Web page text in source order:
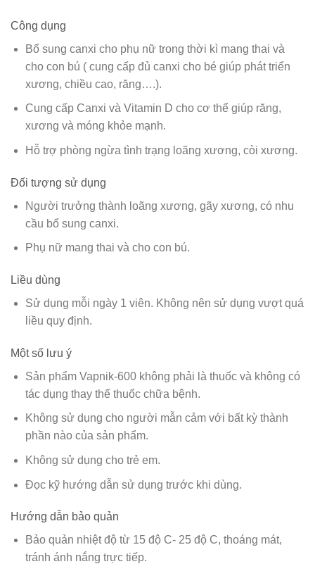
Công dụng
Bổ sung canxi cho phụ nữ trong thời kì mang thai và
cho con bú ( cung cấp đủ canxi cho bé giúp phát triển
xương, chiều cao, răng….).
Cung cấp Canxi và Vitamin D cho cơ thể giúp răng,
xương và móng khỏe mạnh.
Hỗ trợ phòng ngừa tình trạng loãng xương, còi xương.
Đối tượng sử dụng
Người trưởng thành loãng xương, gãy xương, có nhu
cầu bổ sung canxi.
Phụ nữ mang thai và cho con bú.
Liều dùng
Sử dụng mỗi ngày 1 viên. Không nên sử dụng vượt quá
liều quy định.
Một số lưu ý
Sản phẩm Vapnik-600 không phải là thuốc và không có
tác dụng thay thế thuốc chữa bệnh.
Không sử dụng cho người mẫn cảm với bất kỳ thành
phần nào của sản phẩm.
Không sử dụng cho trẻ em.
Đọc kỹ hướng dẫn sử dụng trước khi dùng.
Hướng dẫn bảo quản
Bảo quản nhiệt độ từ 15 độ C- 25 độ C, thoáng mát,
tránh ánh nắng trực tiếp.